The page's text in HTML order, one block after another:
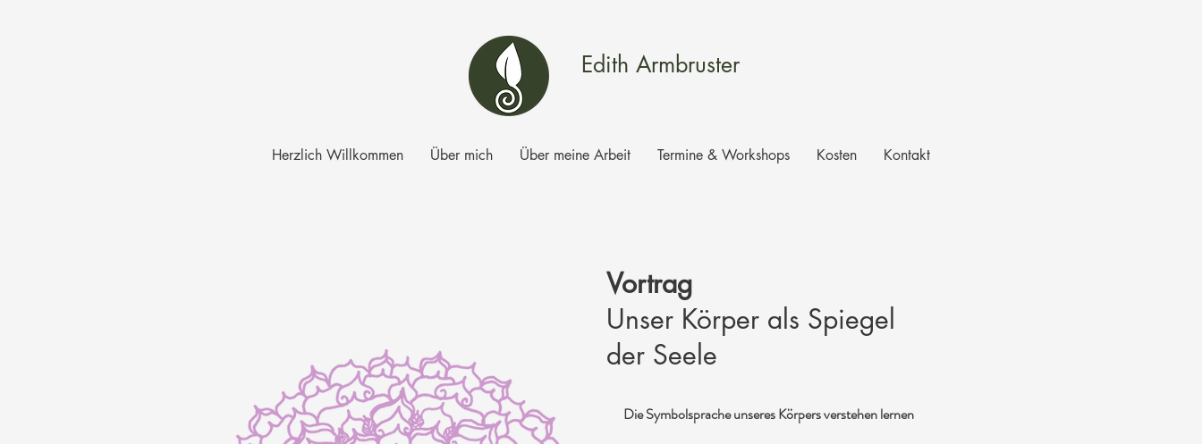
Edith Armbruster
Herzlich Willkommen Über mich Über meine Arbeit Termine & Workshops Kosten Kontakt
Vortrag
Unser Körper als Spiegel
der Seele
Die Symbolsprache unseres Körpers verstehen lernen